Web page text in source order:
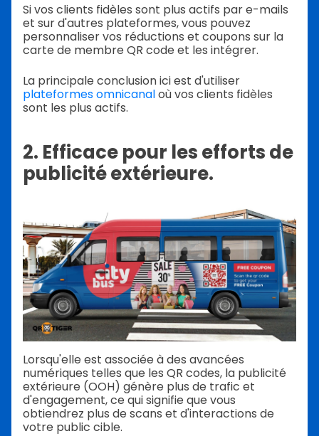
Si vos clients fidèles sont plus actifs par e-mails
et sur d'autres plateformes, vous pouvez
personnaliser vos réductions et coupons sur la
carte de membre QR code et les intégrer.
La principale conclusion ici est d'utiliser
plateformes omnicanaloù vos clients fidèles
sont les plus actifs.
2. Efficace pour les efforts de
publicité extérieure.
Lorsqu'elle est associée à des avancées
numériques telles que les QR codes, la publicité
extérieure (OOH) génère plus de trafic et
d'engagement, ce qui signifie que vous
obtiendrez plus de scans et d'interactions de
votre public cible.